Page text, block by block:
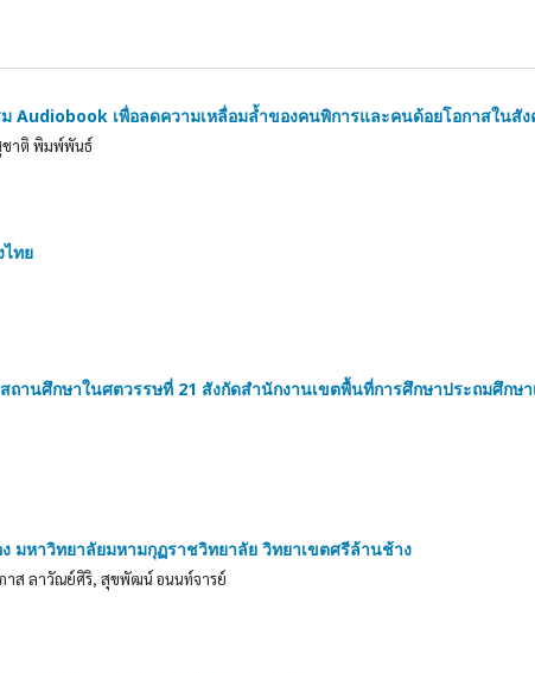
Audiobook เพื่อลดความเหลื่อมล้ำของคนพิการและคนด้อยโอกาสในสั
ชาติ พิมพ์พันธ์
ทย
านศึกษาในศตวรรษที่ 21 สังกัดสำนักงานเขตพื้นที่การศึกษาประถมศึกษา
มหาวิทยาลัยมหามกุฏราชวิทยาลัย วิทยาเขตศรีล้านช้าง
ส ลาวัณย์ศิริ, สุขพัฒน์ อนนท์จารย์